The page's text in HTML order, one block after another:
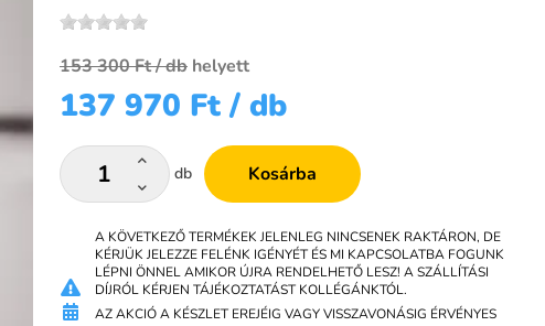
153 300 Ft/ db helyett
137 970 Ft / db
db Kosárba
A KÖVETKEZŐ TERMÉKEK JELENLEG NINCSENEK RAKTÁRON, DE
KÉRJÜK JELEZZE FELÉNK IGÉNYÉT ÉS MI KAPCSOLATBA FOGUNK
LÉPNI ÖNNEL AMIKOR ÚJRA RENDELHETŐ LESZ! A SZÁLLÍTÁSI
DÍJRÓL KÉRJEN TÁJÉKOZTATÁST KOLLÉGÁNKTÓL.
AZ AKCIÓ A KÉSZLET EREJÉIG VAGY VISSZAVONÁSIG ÉRVÉNYES